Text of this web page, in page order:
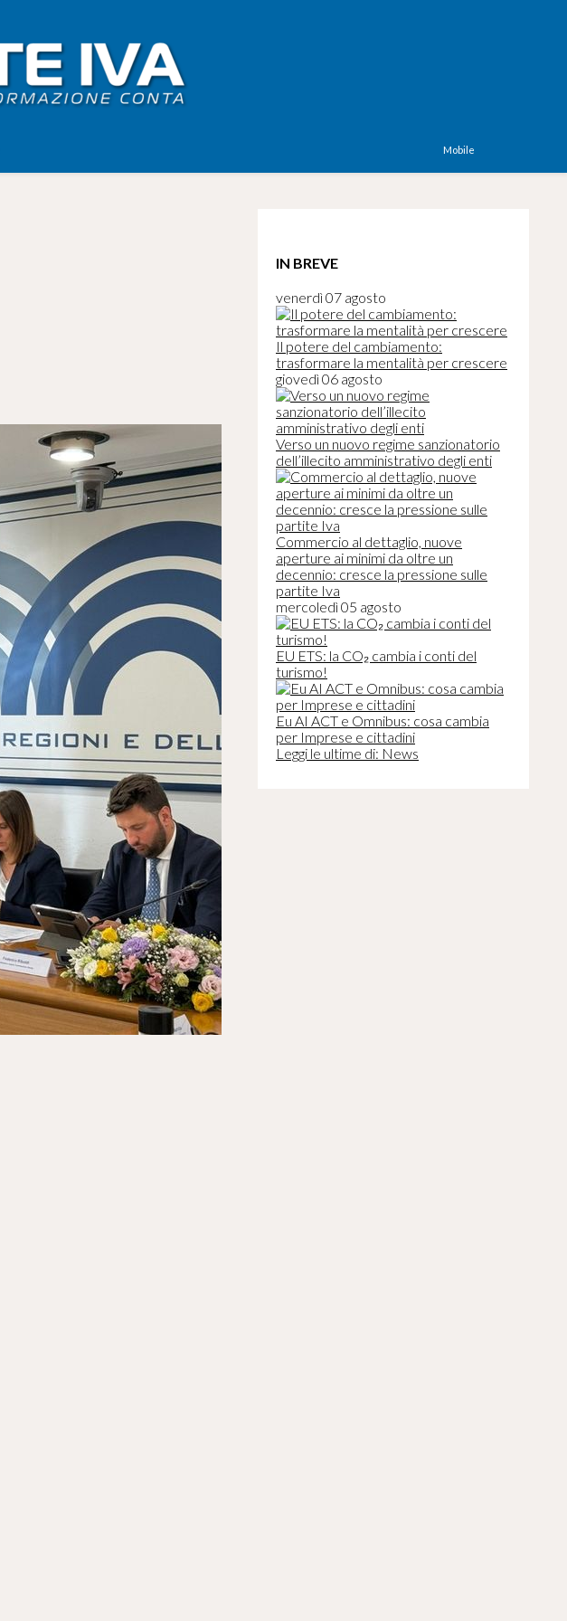
Mobile
IN BREVE
venerdì 07 agosto
Il potere del cambiamento:
trasformare la mentalità per crescere
giovedì 06 agosto
Verso un nuovo regime sanzionatorio
dell’illecito amministrativo degli enti
Commercio al dettaglio, nuove
aperture ai minimi da oltre un
decennio: cresce la pressione sulle
partite Iva
mercoledì 05 agosto
EU ETS: la CO₂ cambia i conti del
turismo!
Eu AI ACT e Omnibus: cosa cambia
per Imprese e cittadini
Leggi le ultime di: News